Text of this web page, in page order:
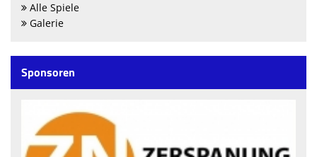
Alle Spiele
Galerie
Sponsoren